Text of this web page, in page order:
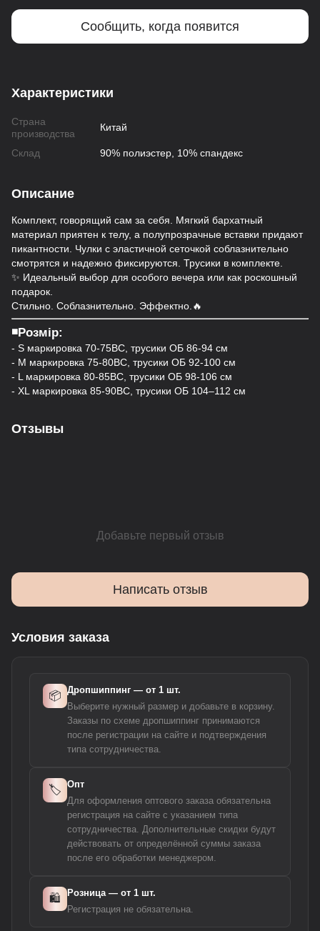
Сообщить, когда появится
Характеристики
Страна
производства
Китай
Склад 90% полиэстер, 10% спандекс
Описание
Комплект, говорящий сам за себя. Мягкий бархатный
материал приятен к телу, а полупрозрачные вставки придают
пикантности. Чулки с эластичной сеточкой соблазнительно
смотрятся и надежно фиксируются. Трусики в комплекте.
✨ Идеальный выбор для особого вечера или как роскошный
подарок.
Стильно. Соблазнительно. Эффектно.🔥
◾️Розмір:
- S маркировка 70-75ВС, трусики ОБ 86-94 см
- M маркировка 75-80ВС, трусики ОБ 92-100 см
- L маркировка 80-85BC, трусики ОБ 98-106 см
- XL маркировка 85-90BC, трусики ОБ 104–112 см
Отзывы
Добавьте первый отзыв
Написать отзыв
Условия заказа
📦 Дропшиппинг — от 1 шт.
Выберите нужный размер и добавьте в корзину.
Заказы по схеме дропшиппинг принимаются
после регистрации на сайте и подтверждения
типа сотрудничества.
🏷️ Опт
Для оформления оптового заказа обязательна
регистрация на сайте с указанием типа
сотрудничества. Дополнительные скидки будут
действовать от определённой суммы заказа
после его обработки менеджером.
🛍️ Розница — от 1 шт.
Регистрация не обязательна.